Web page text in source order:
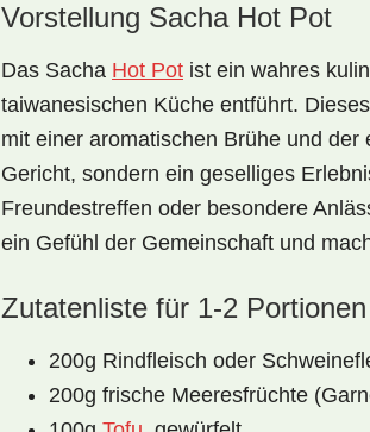
Vorstellung Sacha Hot Pot
Das Sacha Hot Pot ist ein wahres
taiwanesischen Küche entführt.
mit einer aromatischen Brühe und
Gericht, sondern ein geselliges
Freundestreffen oder besondere
ein Gefühl der Gemeinschaft und
Zutatenliste für 1-2 Portionen
200g Rindfleisch oder
200g frische Meeresfrüchte